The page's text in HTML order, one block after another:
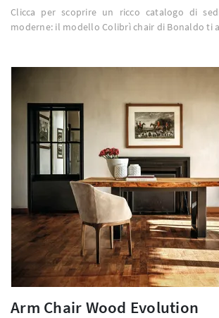
Clicca per scoprire un ricco catalogo di
moderne: il modello Colibrì chair di Bonaldo ti
Arm Chair Wood Evolution